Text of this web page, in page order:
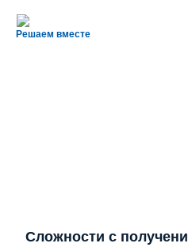
Решаем вместе
Сложности с